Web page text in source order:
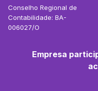
Conselho Regional de
Contabilidade: BA-
006027/O
Empresa